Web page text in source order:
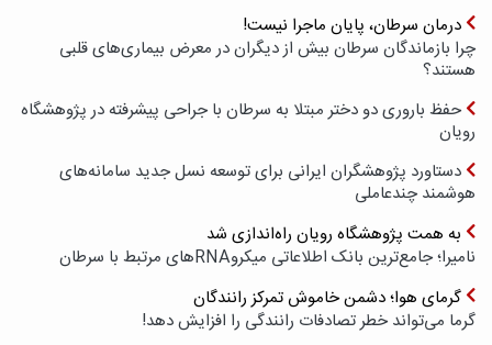
درمان سرطان، پایان ماجرا نیست!
چرا بازماندگان سرطان بیش از دیگران در معرض بیماری‌های قلبی
هستند؟
حفظ باروری دو دختر مبتلا به سرطان با جراحی پیشرفته در پژوهشگاه
رویان
دستاورد پژوهشگران ایرانی برای توسعه نسل جدید سامانه‌های
هوشمند چندعاملی
به همت پژوهشگاه رویان راه‌اندازی شد
نامیرا؛ جامع‌ترین بانک اطلاعاتی میکروRNAهای مرتبط با سرطان
گرمای هوا؛ دشمن خاموش تمرکز رانندگان
گرما می‌تواند خطر تصادفات رانندگی را افزایش دهد!